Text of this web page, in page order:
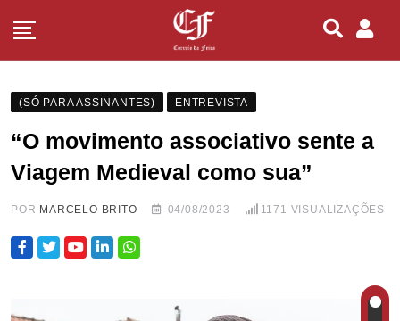
(SÓ PARA ASSINANTES) ENTREVISTA
“O movimento associativo sente a
Viagem Medieval como sua”
POR MARCELO BRITO 04/08/2023 1171 VISUALIZAÇÕES